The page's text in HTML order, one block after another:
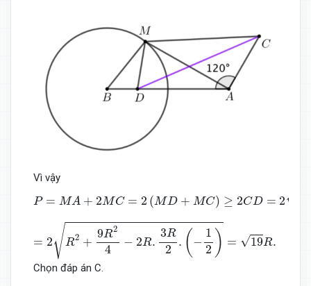
Vì vậy
P = MA + 2MC = 2 (MD + MC) ≥ 2CD = 2√
P=MA
= 2√R2 +
9R2
4
− 2R.
3R
2
. ( −
1
2 ) = √19R.
+9R24−2R.3R2.(−12)=19R.
Chọn đáp án C.